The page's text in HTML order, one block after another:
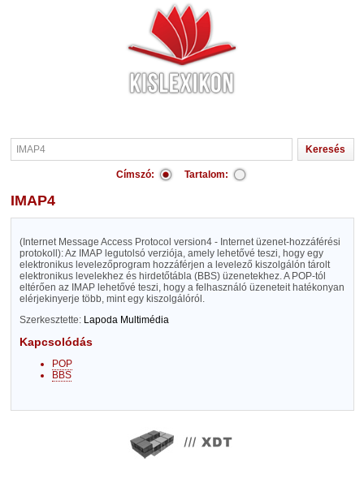
Címszó: Tartalom:
IMAP4
(Internet Message Access Protocol version4 - Internet üzenet-hozzáférési
protokoll): Az IMAP legutolsó verziója, amely lehetővé teszi, hogy egy
elektronikus levelezőprogram hozzáférjen a levelező kiszolgálón tárolt
elektronikus levelekhez és hirdetőtábla (BBS) üzenetekhez. A POP-tól
eltérően az IMAP lehetővé teszi, hogy a felhasználó üzeneteit hatékonyan
elérjekinyerje több, mint egy kiszolgálóról.
Szerkesztette: Lapoda Multimédia
Kapcsolódás
POP
BBS